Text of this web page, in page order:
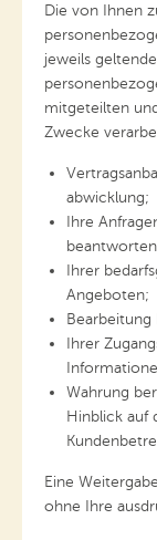
Die von Ihnen
jeweils
mitgeteilten
Zwecke
abwicklung;
Ihre
Ihrer
Angeboten;
Ihrer
Wahrung
Hinblick auf
Eine
ohne Ihre